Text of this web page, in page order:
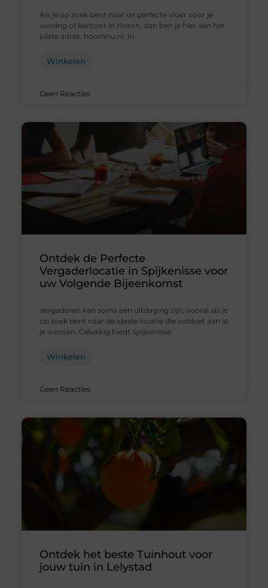
Als je op zoek bent naar de perfecte vloer voor je
woning of kantoor in Hoorn, dan ben je hier aan het
juiste adres. hoornnu.nl. In
Winkelen
Geen Reacties
Ontdek de Perfecte
Vergaderlocatie in Spijkenisse voor
uw Volgende Bijeenkomst
Vergaderen kan soms een uitdaging zijn, vooral als je
op zoek bent naar de ideale locatie die voldoet aan al
je wensen. Gelukkig biedt Spijkenisse
Winkelen
Geen Reacties
Ontdek het beste Tuinhout voor
jouw tuin in Lelystad